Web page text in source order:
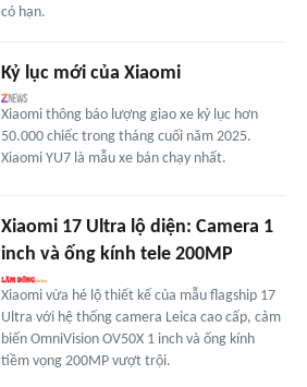
có hạn.
Kỷ lục mới của Xiaomi
Xiaomi thông báo lượng giao xe kỷ lục hơn
50.000 chiếc trong tháng cuối năm 2025.
Xiaomi YU7 là mẫu xe bán chạy nhất.
Xiaomi 17 Ultra lộ diện: Camera 1
inch và ống kính tele 200MP
Xiaomi vừa hé lộ thiết kế của mẫu flagship 17
Ultra với hệ thống camera Leica cao cấp, cảm
biến OmniVision OV50X 1 inch và ống kính
tiềm vọng 200MP vượt trội.